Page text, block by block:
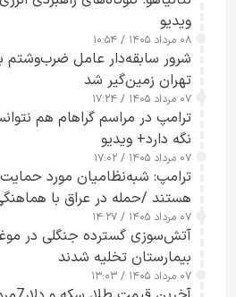
ویدیو
۰۸ مرداد ۱۴۰۵ / ۱۰:۵۴
شرور سابقه‌دار عامل ضرب‌وشتم
تهران زمین‌گیر شد
۰۷ مرداد ۱۴۰۵ / ۱۷:۲۴
ترامپ در مراسم گراهام هم
نگه دارد+ ویدیو
۰۷ مرداد ۱۴۰۵ / ۱۷:۰۲
ترامپ: شبه‌نظامیان مورد
هستند /حمله در عراق با
۰۷ مرداد ۱۴۰۵ / ۱۴:۲۷
آتش‌سوزی گسترده جنگلی در
بیمارستان تخلیه شدند
۰۷ مرداد ۱۴۰۵ / ۱۳:۰۳